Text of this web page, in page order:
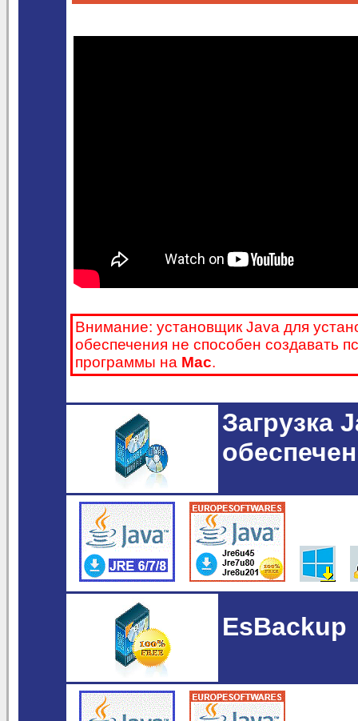
Внимание: установщик Java для
обеспечения не способен создавать
программы на Mac.
Загрузка
EsBackup